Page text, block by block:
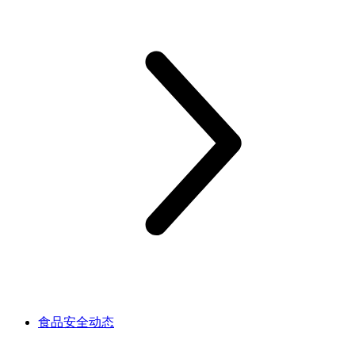
食品安全动态